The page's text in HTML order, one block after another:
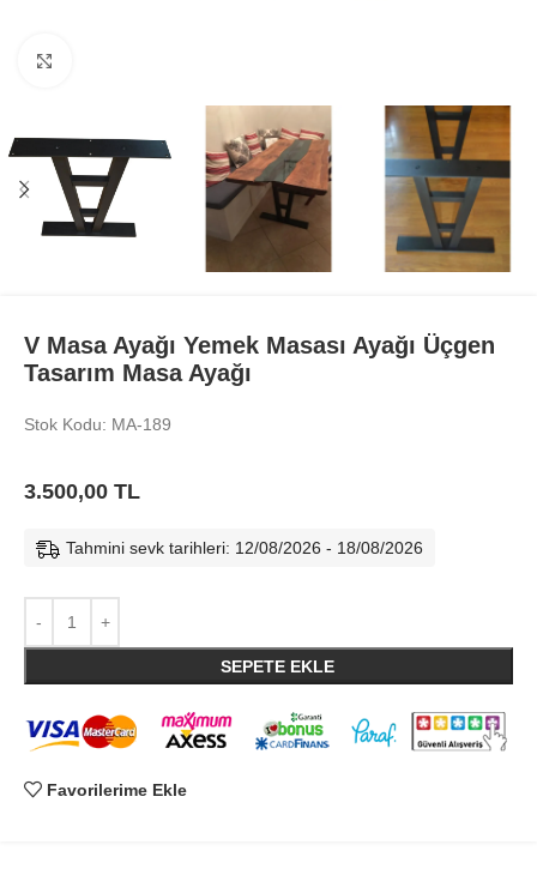
V Masa Ayağı Yemek Masası Ayağı Üçgen
Tasarım Masa Ayağı
Stok Kodu: MA-189
3.500,00 TL
Tahmini sevk tarihleri: 12/08/2026 - 18/08/2026
SEPETE EKLE
Favorilerime Ekle